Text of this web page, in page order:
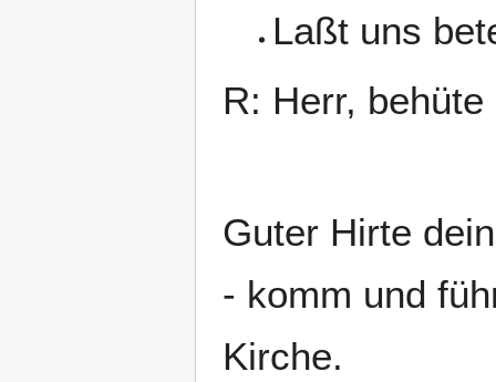
Laßt uns
R: Herr,
Guter Hirte
- komm und
Kirche.